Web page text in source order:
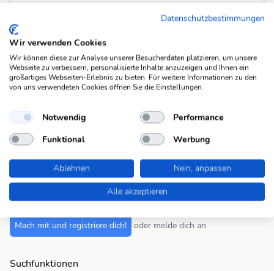
instruieren
anleiten
unterweisen
(11)
anleiten
(12)
Fehlt was?
Fehlt bei dieser Frage eine Lösung, die Deiner Meinung
nach unbedingt da sein sollte? Füge Deine eigene Lösung
hinzu und bereichere unsere Datenbank!
Mach mit und registriere dich! oder melde dich an
Suchfunktionen
Datenschutzbestimmungen
Wir verwenden Cookies
Wir können diese zur Analyse unserer Besucherdaten platzieren, um unsere
Webseite zu verbessern, personalisierte Inhalte anzuzeigen und Ihnen ein
großartiges Webseiten-Erlebnis zu bieten. Für weitere Informationen zu den
von uns verwendeten Cookies öffnen Sie die Einstellungen.
Notwendig
Performance
Funktional
Werbung
Ablehnen
Nein, anpassen
Alle akzeptieren